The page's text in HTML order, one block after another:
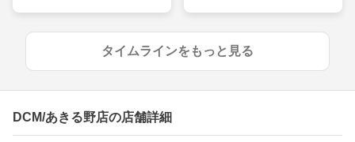
タイムラインをもっと見る
DCM/あきる野店の店舗詳細